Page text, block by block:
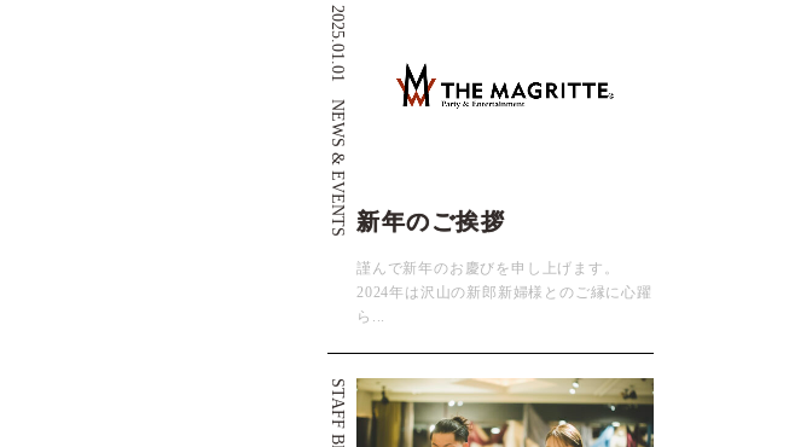
新年のご挨拶
2025.01.01
NEWS & EVENTS
謹んで新年のお慶びを申し上げます。
2024年は沢山の新郎新婦様とのご縁に心躍
ら...